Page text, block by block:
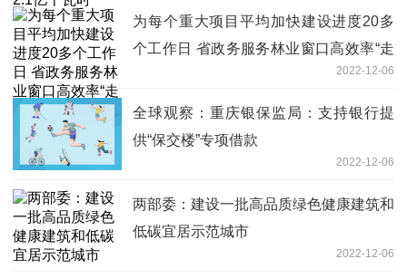
为每个重大项目平均加快建设进度20多
个工作日 省政务服务林业窗口高效率“走
2022-12-06
全球观察：重庆银保监局：支持银行提
供“保交楼”专项借款
2022-12-06
两部委：建设一批高品质绿色健康建筑和
低碳宜居示范城市
2022-12-06